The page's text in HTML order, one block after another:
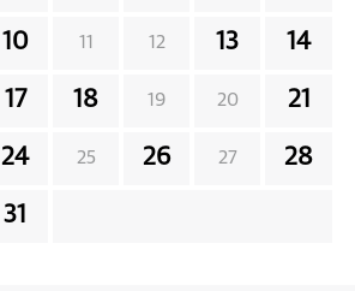
10 11 12 13 14
17 18 19 20 21
24 25 26 27 28
31